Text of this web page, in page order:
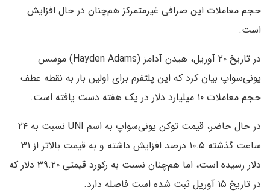
حجم معاملات این صرافی غیرمتمرکز هم‌چنان در حال افزایش
است.
در تاریخ ۲۰ آوریل، هیدن آدامز (Hayden Adams) موسس
یونی‌سواپ بیان کرد که این پلتفرم برای اولین بار به نقطه عطف
حجم معاملات ۱۰ میلیارد دلار در یک هفته دست یافته است.
در حال حاضر، قیمت توکن یونی‌سواپ به اسم UNI نسبت به ۲۴
ساعت گذشته ۱۰.۵ درصد افزایش داشته و به قیمت بالاتر از ۳۱
دلار رسیده است، اما هم‌چنان نسبت به رکورد قیمتی ۳۹.۲۰ دلار که
در تاریخ ۱۵ آوریل ثبت شده است فاصله دارد.